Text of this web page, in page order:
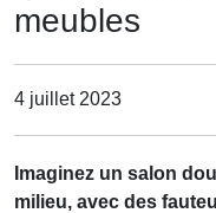
meubles
4 juillet 2023
Imaginez un salon
milieu, avec des